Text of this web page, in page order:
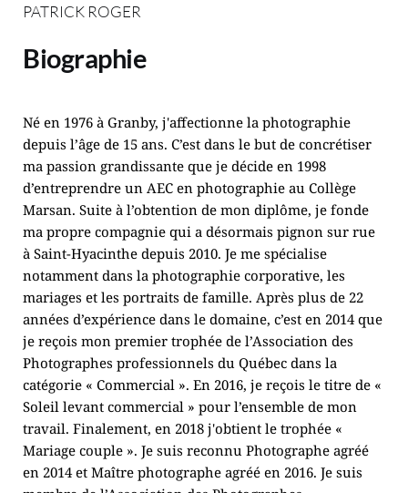
PATRICK ROGER
Biographie
Né en 1976 à Granby, j'affectionne la photographie
depuis l’âge de 15 ans. C’est dans le but de concrétiser
ma passion grandissante que je décide en 1998
d’entreprendre un AEC en photographie au Collège
Marsan. Suite à l’obtention de mon diplôme, je fonde
ma propre compagnie qui a désormais pignon sur rue
à Saint-Hyacinthe depuis 2010. Je me spécialise
notamment dans la photographie corporative, les
mariages et les portraits de famille. Après plus de 22
années d’expérience dans le domaine, c’est en 2014 que
je reçois mon premier trophée de l’Association des
Photographes professionnels du Québec dans la
catégorie « Commercial ». En 2016, je reçois le titre de «
Soleil levant commercial » pour l’ensemble de mon
travail. Finalement, en 2018 j'obtient le trophée «
Mariage couple ». Je suis reconnu Photographe agréé
en 2014 et Maître photographe agréé en 2016. Je suis